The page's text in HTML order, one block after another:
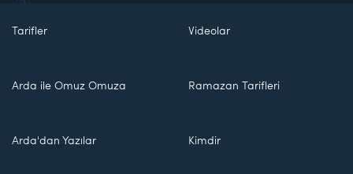
Tarifler Videolar
Arda ile Omuz Omuza Ramazan Tarifleri
Arda'dan Yazılar Kimdir